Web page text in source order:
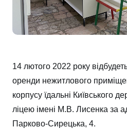
14 лютого 2022 року
оренди нежитлового
корпусу їдальні Київського
ліцею імені М.В. Лисенка за
Парково-Сирецька, 4.